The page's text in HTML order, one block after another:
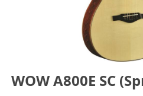
WOW A800E SC